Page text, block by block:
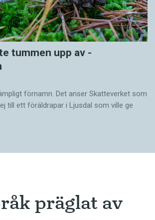
tummen upp av
förnamn. Det anser Skatte­verket som
till ett föräldra­par i Ljusdal som ville ge
präglat av